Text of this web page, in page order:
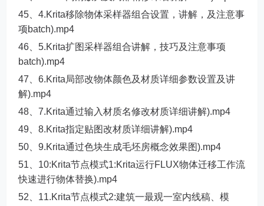
45、4.Krita移除物体采样器组合设置，讲解，及注意事
项batch).mp4
46、5.Krita扩图采样器组合讲解，技巧及注意事项
batch).mp4
47、6.Krita局部改物体颜色及材质详细参数设置及讲
解).mp4
48、7.Krita通过输入材质名修改材质详细讲解).mp4
49、8.Krita指定贴图改材质详细讲解).mp4
50、9.Krita通过色块生成毛坯房概念效果图).mp4
51、10:Krita节点模式1:Krita运行FLUX物体迁移工作流
快速进行物体替换).mp4
52、11.Krita节点模式2:建筑一最观一室内线稿、模